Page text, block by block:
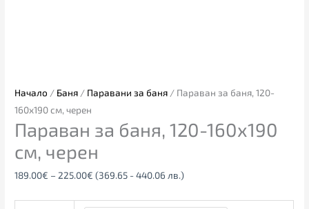
Начало / Баня / Паравани за баня / Параван за баня, 120-
160х190 см, черен
Параван за баня, 120-160х190
см, черен
189.00€ – 225.00€ (369.65 - 440.06 лв.)